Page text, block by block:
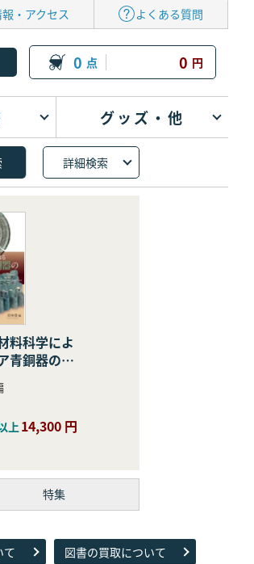
・アクセス よくある質問
0 点 0 円
グッズ・他
詳細検索
料科学によ
青銅器の学
上14,300 円
特集
て 図書の買取について